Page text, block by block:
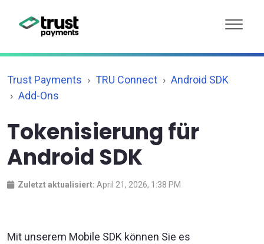
Trust Payments TRU Connect
Android SDK
Add-Ons
Tokenisierung für
Android SDK
Zuletzt aktualisiert: April 21, 2026, 1:38 PM
Mit unserem Mobile SDK können Sie es